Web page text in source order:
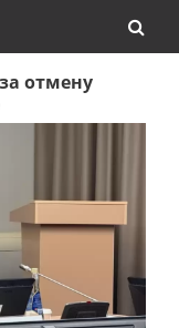
отмену